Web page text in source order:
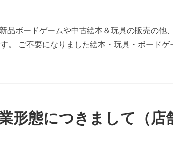
新品ボードゲームや中古絵本＆玩具の販売の
。 ご不要になりました絵本・玩具・ボード
形態につきまして（店